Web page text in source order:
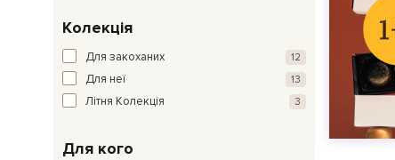
Колекція
Для закоханих 12
Для неї 13
Літня Колекція 3
Для кого